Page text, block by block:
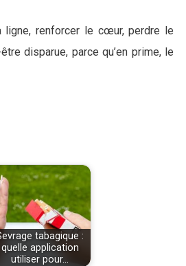
ligne, renforcer le cœur, perdre le
disparue, parce qu’en prime, le
tabagique :
quelle application
utiliser pour…